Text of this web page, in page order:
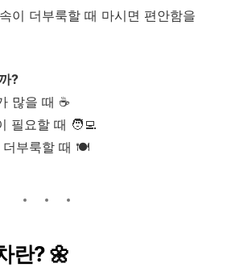
이 더부룩할 때 마시면 편안함을
?
많을 때 ☕
필요할 때 🧑‍💻
더부룩할 때 🍽
란? 🌼